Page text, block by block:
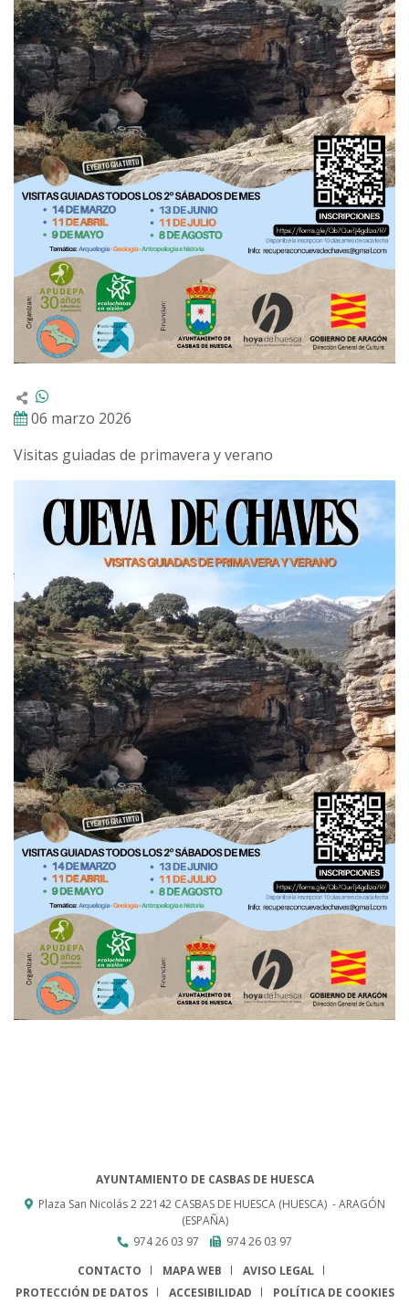
06 marzo 2026
Visitas guiadas de primavera y verano
AYUNTAMIENTO DE CASBAS DE HUESCA
Plaza San Nicolás 222142 CASBAS DE HUESCA (HUESCA) - ARAGÓN
(ESPAÑA)
974 26 03 97
974 26 03 97
CONTACTO
MAPA WEB
AVISO LEGAL
PROTECCIÓN DE DATOS
ACCESIBILIDAD POLÍTICA DE COOKIES